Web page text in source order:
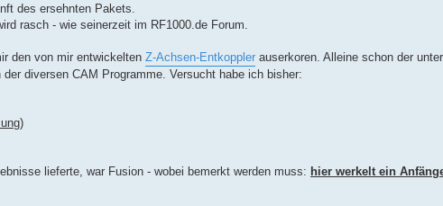
des ersehnten Pakets.
rasch - wie seinerzeit im RF1000.de Forum.
den von mir entwickelten Z-Achsen-Entkoppler auserkoren. Alleine schon der
diversen CAM Programme. Versucht habe ich bisher:
)
lieferte, war Fusion - wobei bemerkt werden muss: hier werkelt ein